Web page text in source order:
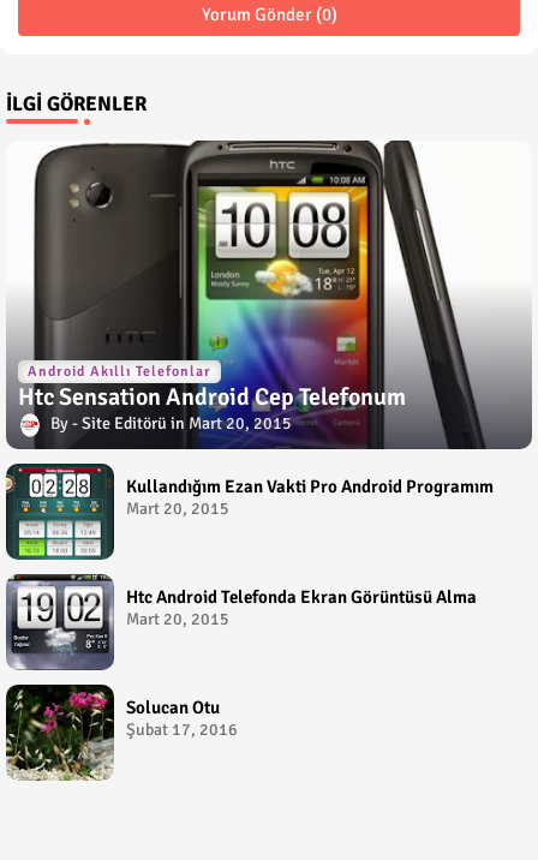
Yorum Gönder (0)
İLGI GÖRENLER
Android Akıllı Telefonlar
Htc Sensation Android Cep Telefonum
Site Editörü Mart 20, 2015
Kullandığım Ezan Vakti Pro Android Programım
Mart 20, 2015
Htc Android Telefonda Ekran Görüntüsü Alma
Mart 20, 2015
Solucan Otu
Şubat 17, 2016